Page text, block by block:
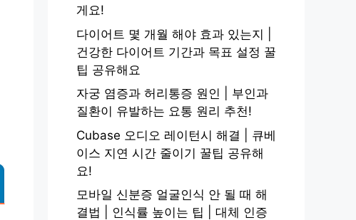
게요!
다이어트 몇 개월 해야 효과 있는지 |
건강한 다이어트 기간과 목표 설정 꿀
팁 공유해요
자궁 염증과 허리통증 원인 | 부인과
질환이 유발하는 요통 원리 추천!
Cubase 오디오 레이턴시 해결 | 큐베
이스 지연 시간 줄이기 꿀팁 공유해
요!
모바일 신분증 얼굴인식 안 될 때 해
결법 | 인식률 높이는 팁 | 대체 인증